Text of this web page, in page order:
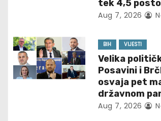
g
a
tek 4,5
Aug 7, 2026
BIH VIJESTI
Velika
Posavini i
osvaja pet
državnom
Aug 7, 2026